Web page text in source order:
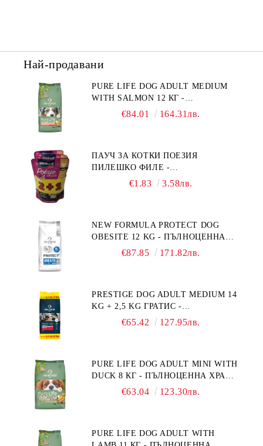
Най-продавани
PURE LIFE DOG ADULT MEDIUM
WITH SALMON 12 КГ -
ПЪЛНОЦЕННА ХРАНА ЗА
БЕЗ ЗЪРНО, БЕЗ ГЛУТЕН.
ПРОИЗВЕДЕНА ВЪВ ФРАНЦИЯ.
€84.01 164.31лв.
ПАУЧ ЗА КОТКИ ПОЕЗИЯ
ПИЛЕШКО ФИЛЕ -
ПРОМОКОМПЛЕКТ 3 БР.
€1.83 3.58лв.
NEW FORMULA PROTECT DOG
OBESITE 12 KG - ПЪЛНОЦЕННА
ДИЕТИЧНА ХРАНА ЗА КУЧЕТА
"РЕГУЛИРАНЕ НА ВНОСА НА
ГЛЮКОЗА (DIABETES MELLITUS)."
€87.85 171.82лв.
PRESTIGE DOG ADULT MEDIUM 14
KG + 2,5 KG ГРАТИС -
ПЪЛНОЦЕННА ХРАНА ЗА
€65.42 127.95лв.
PURE LIFE DOG ADULT MINI WITH
DUCK 8 КГ - ПЪЛНОЦЕННА ХРАНА
ЗА ПОРАСНАЛИ КУЧЕТА ОТ
ГЛУТЕН. ПРОИЗВЕДЕНА ВЪВ
€63.04 123.30лв.
PURE LIFE DOG ADULT WITH